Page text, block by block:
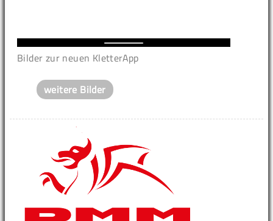
Bilder zur neuen KletterApp
weitere Bilder